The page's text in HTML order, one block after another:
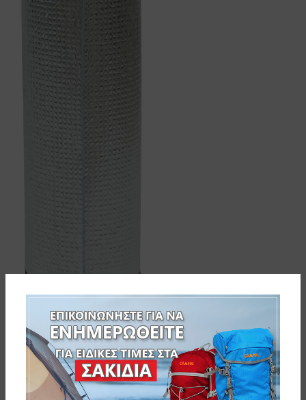
Velco ΑΦΡΩΔΕΣ ΥΠΟΣΤΡΩΜΑ
ΑΣΗΜΙ ΕΠΙΣΤΡΩΣΗ 6mm ΜΕ
ΙΜΑΝΤΕΣ